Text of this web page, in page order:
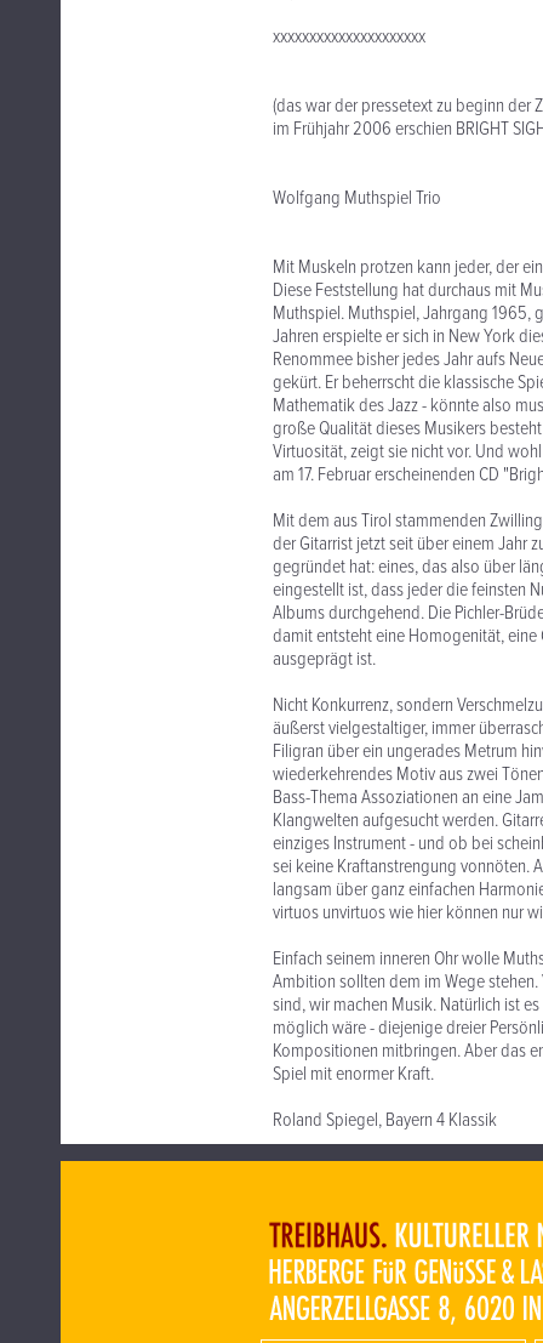
xxxxxxxxxxxxxxxxxxxxx
(das war der pressetext zu beginn der
im Frühjahr 2006 erschien BRIGHT
Wolfgang Muthspiel Trio
Mit Muskeln protzen kann jeder, der
Diese Feststellung hat durchaus mit
Muthspiel. Muthspiel, Jahrgang 1965,
Jahren erspielte er sich in New York
Renommee bisher jedes Jahr aufs
gekürt. Er beherrscht die klassische
Mathematik des Jazz - könnte also
große Qualität dieses Musikers
Virtuosität, zeigt sie nicht vor. Und
am 17. Februar erscheinenden CD
Mit dem aus Tirol stammenden
der Gitarrist jetzt seit über einem Jahr
gegründet hat: eines, das also über
eingestellt ist, dass jeder die feinsten
Albums durchgehend. Die Pichler-
damit entsteht eine Homogenität,
ausgeprägt ist.
Nicht Konkurrenz, sondern
äußerst vielgestaltiger, immer
Filigran über ein ungerades Metrum
wiederkehrendes Motiv aus zwei
Bass-Thema Assoziationen an eine
Klangwelten aufgesucht werden.
einziges Instrument - und ob bei
sei keine Kraftanstrengung vonnöten.
langsam über ganz einfachen
virtuos unvirtuos wie hier können nur
Einfach seinem inneren Ohr wolle
Ambition sollten dem im Wege
sind, wir machen Musik. Natürlich ist
möglich wäre - diejenige dreier
Kompositionen mitbringen. Aber das
Spiel mit enormer Kraft.
Roland Spiegel, Bayern 4 Klassik